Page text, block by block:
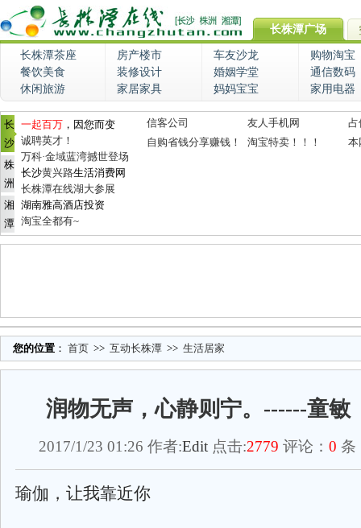
长株潭广场
长株潭茶座 房产楼市 车友沙龙
购物淘宝
餐饮美食
装修设计 婚姻学堂
通信数码
休闲旅游
家居家具 妈妈宝宝 家用电器
长
沙
株
洲
湘
潭
一起百万 ，因您而变
诚聘英才！
万科·金域蓝湾撼世登场
长沙黄兴路生活消费网
长株潭在线湖大参展
湖南雅高酒店投资
淘宝全都有~
信客公司 友人手机网
占
自购省钱分享赚钱！
淘宝特卖！！！ 本
您的位置 ： 首页 >> 互动长株潭 >> 生活居家
润物无声，心静则宁。------童敏
2017/1/23 01:26 作者:Edit 点击:2779 评论： 0 条
瑜伽，让我靠近你